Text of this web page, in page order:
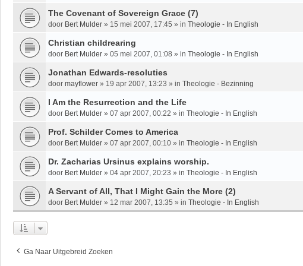
The Covenant of Sovereign Grace (7)
door Bert Mulder » 15 mei 2007, 17:45 » in Theologie - In English
Christian childrearing
door Bert Mulder » 05 mei 2007, 01:08 » in Theologie - In English
Jonathan Edwards-resoluties
door mayflower » 19 apr 2007, 13:23 » in Theologie - Bezinning
I Am the Resurrection and the Life
door Bert Mulder » 07 apr 2007, 00:22 » in Theologie - In English
Prof. Schilder Comes to America
door Bert Mulder » 07 apr 2007, 00:10 » in Theologie - In English
Dr. Zacharias Ursinus explains worship.
door Bert Mulder » 04 apr 2007, 20:23 » in Theologie - In English
A Servant of All, That I Might Gain the More (2)
door Bert Mulder » 12 mar 2007, 13:35 » in Theologie - In English
Ga Naar Uitgebreid Zoeken